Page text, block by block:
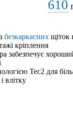
610
безкаркасних щіток
кріплення
забезпечує
Tec2 для
влітку